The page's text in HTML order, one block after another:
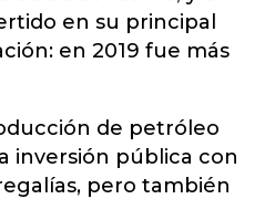
en su principal
en 2019 fue más
de petróleo
inversión pública con
pero también